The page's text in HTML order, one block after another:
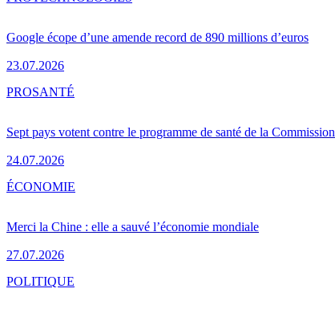
Google écope d’une amende record de 890 millions d’euros
23.07.2026
Sept pays votent contre le programme de santé de la Commission
24.07.2026
PROSANTÉ
Merci la Chine : elle a sauvé l’économie mondiale
27.07.2026
ÉCONOMIE
POLITIQUE